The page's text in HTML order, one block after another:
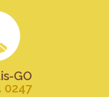
GO
0247